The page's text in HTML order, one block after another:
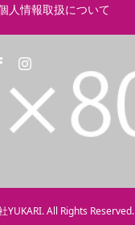
人情報取扱について
YUKARI. All Rights Reserved.